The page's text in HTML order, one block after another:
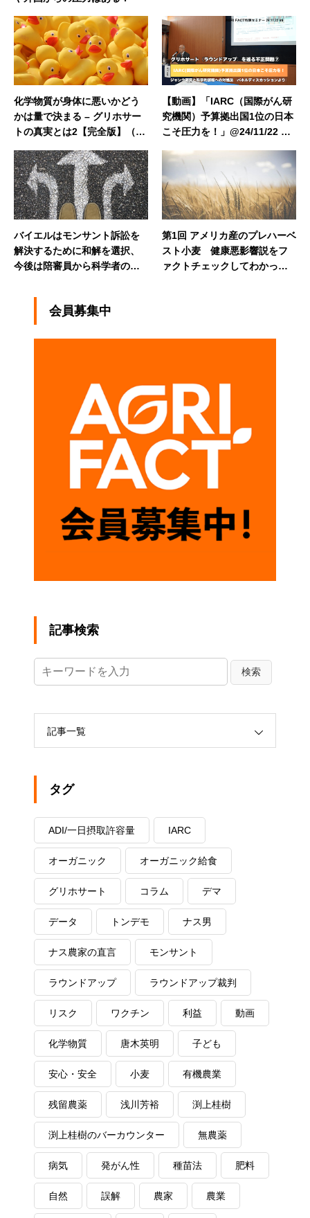
化学物質が身体に悪いかどう
かは量で決まる – グリホサー
トの真実とは2【完全版】（vo
【動画】「IARC（国際がん研
究機関）予算拠出国1位の日本
こそ圧力を！」@24/11/22 AG
バイエルはモンサント訴訟を
解決するために和解を選択、
今後は陪審員から科学者の判
第1回 アメリカ産のプレハーベ
スト小麦 健康悪影響説をフ
ァクトチェックしてわかった
会員募集中
記事検索
記事一覧
タグ
ADI/一日摂取許容量 IARC
オーガニック オーガニック給食
グリホサート コラム デマ
データ トンデモ ナス男
ナス農家の直言 モンサント
ラウンドアップ ラウンドアップ裁判
リスク ワクチン 利益 動画
化学物質 唐木英明 子ども
安心・安全 小麦 有機農業
残留農薬 浅川芳裕 渕上桂樹
渕上桂樹のバーカウンター 無農薬
病気 発がん性 種苗法 肥料
自然 誤解 農家 農業